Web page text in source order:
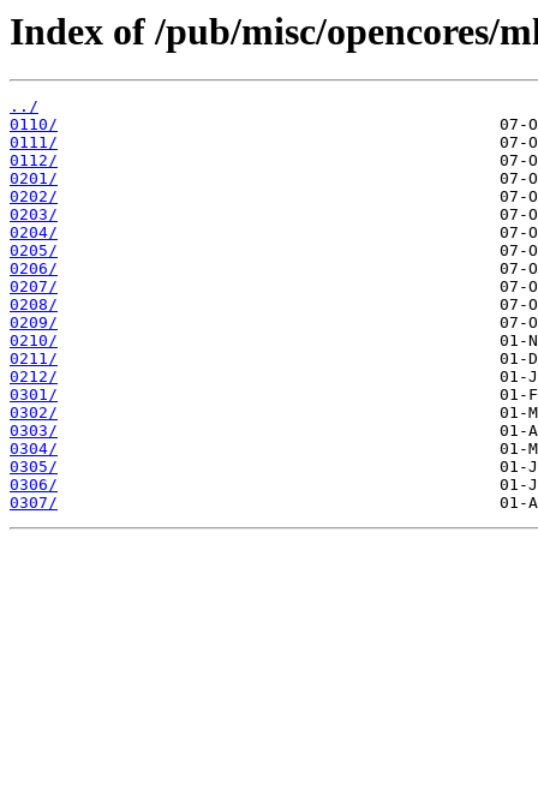
Index of /pub/misc/opencores/
../
0110/
0111/
0112/
0201/
0202/
0203/
0204/
0205/
0206/
0207/
0208/
0209/
0210/
0211/
0212/
0301/
0302/
0303/
0304/
0305/
0306/
0307/